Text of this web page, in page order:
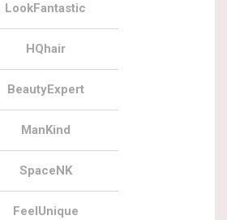
LookFantastic
HQhair
BeautyExpert
ManKind
SpaceNK
FeelUnique